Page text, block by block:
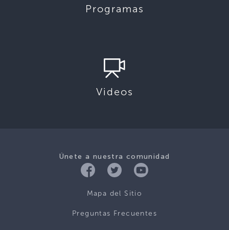
Programas
Videos
Únete a nuestra comunidad
Mapa del Sitio
Preguntas Frecuentes